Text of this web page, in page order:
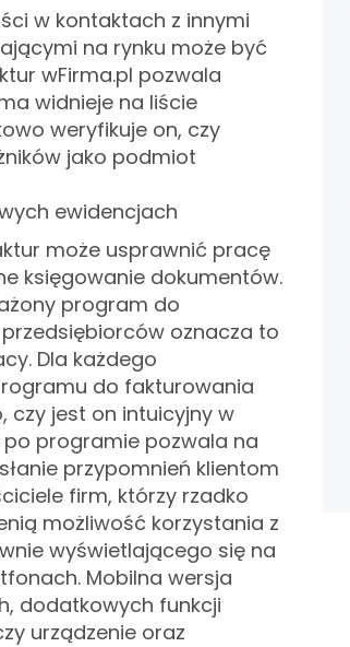
w kontaktach z innymi
na rynku może być
wFirma.pl pozwala
widnieje na liście
weryfikuje on, czy
jako podmiot
ewidencjach
może usprawnić pracę
księgowanie dokumentów.
program do
oznacza to
Dla każdego
do fakturowania
czy jest on intuicyjny w
po programie pozwala na
przypomnień klientom
firm, którzy rzadko
możliwość korzystania z
wyświetlającego się na
Mobilna wersja
dodatkowych funkcji
urządzenie oraz